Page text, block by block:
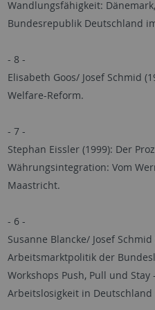
Wandlungsfähigkeit:
Bundesrepublik Deutschland
- 8 -
Elisabeth Goos/ Josef Schmid
Welfare-Reform.
- 7 -
Stephan Eissler (1999): Der
Währungsintegration: Vom
Maastricht.
- 6 -
Susanne Blancke/ Josef
Arbeitsmarktpolitik der
Workshops Push, Pull und Stay
Arbeitslosigkeit in Deutschland